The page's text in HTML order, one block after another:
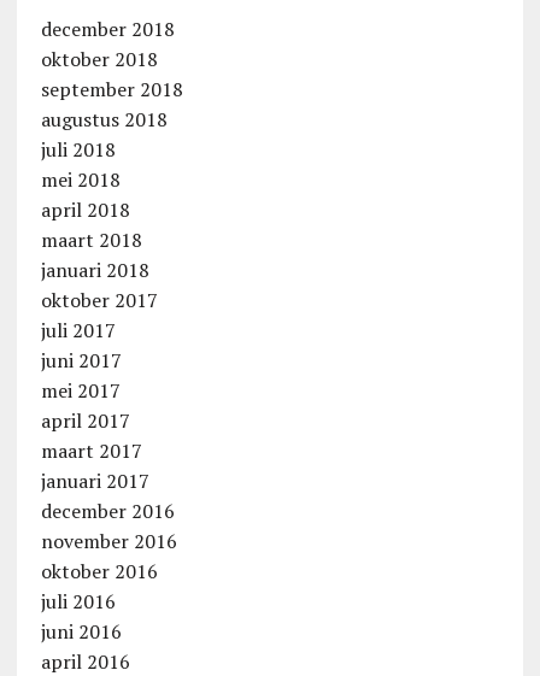
december 2018
oktober 2018
september 2018
augustus 2018
juli 2018
mei 2018
april 2018
maart 2018
januari 2018
oktober 2017
juli 2017
juni 2017
mei 2017
april 2017
maart 2017
januari 2017
december 2016
november 2016
oktober 2016
juli 2016
juni 2016
april 2016